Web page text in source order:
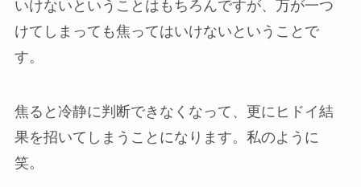
いけないということはもちろんですが、万が一つ
けてしまっても焦ってはいけないということで
す。
焦ると冷静に判断できなくなって、更にヒドイ結
果を招いてしまうことになります。私のように
笑。